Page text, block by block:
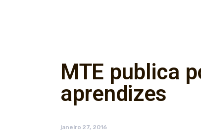
MTE publica
aprendizes
janeiro 27, 2016